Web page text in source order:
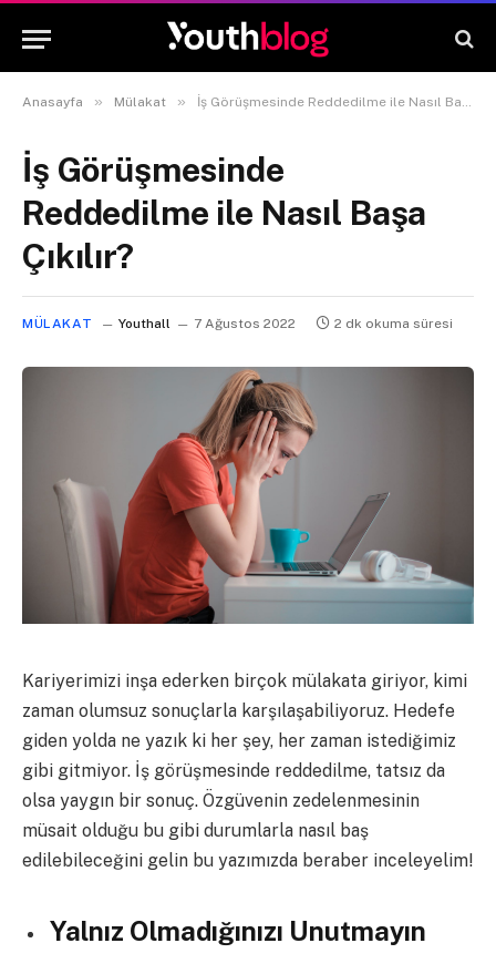
Anasayfa » Mülakat » İş Görüşmesinde Reddedilme ile Nasıl Başa Çıkılır?
İş Görüşmesinde
Reddedilme ile Nasıl Başa
Çıkılır?
MÜLAKAT Youthall 7 Ağustos 2022 2 dk okuma süresi
Kariyerimizi inşa ederken birçok mülakata giriyor, kimi
zaman olumsuz sonuçlarla karşılaşabiliyoruz. Hedefe
giden yolda ne yazık ki her şey, her zaman istediğimiz
gibi gitmiyor. İş görüşmesinde reddedilme, tatsız da
olsa yaygın bir sonuç. Özgüvenin zedelenmesinin
müsait olduğu bu gibi durumlarla nasıl baş
edilebileceğini gelin bu yazımızda beraber inceleyelim!
Yalnız Olmadığınızı Unutmayın